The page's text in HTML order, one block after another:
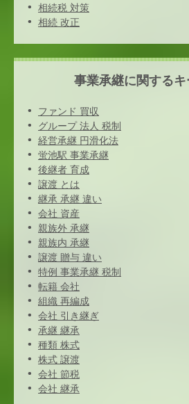
相続税 対策
相続 改正
事業承継に関する
ファンド 買収
グループ 法人 税制
経営承継 円滑化法
蛍池駅 事業承継
後継者 育成
譲渡 とは
継承 承継 違い
会社 資産
親族外 承継
親族内 承継
譲渡 贈与 違い
特例 事業承継 税制
転籍 会社
組織 再編成
会社 引き継ぎ
承継 継承
種類 株式
株式 譲渡
会社 節税
会社 継承